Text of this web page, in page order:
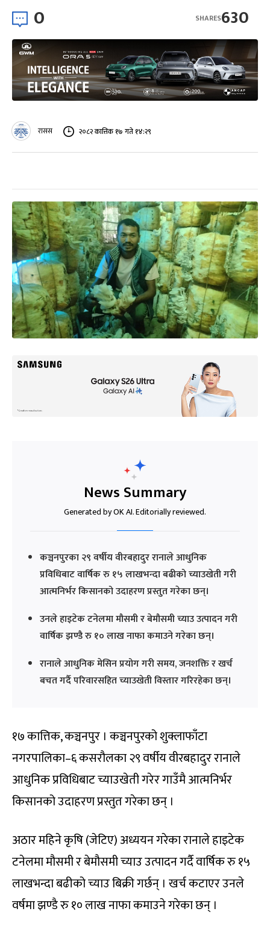
0 630
SHARES
रासस २०८२ कात्तिक १७ गते १४:२९
News Summary
Generated by OK AI. Editorially reviewed.
कञ्चनपुरका २९ वर्षीय वीरबहादुर रानाले आधुनिक
प्रविधिबाट वार्षिक रु १५ लाखभन्दा बढीको च्याउखेती गरी
आत्मनिर्भर किसानको उदाहरण प्रस्तुत गरेका छन्।
उनले हाइटेक टनेलमा मौसमी र बेमौसमी च्याउ उत्पादन गरी
वार्षिक झण्डै रु १० लाख नाफा कमाउने गरेका छन्।
रानाले आधुनिक मेसिन प्रयोग गरी समय, जनशक्ति र खर्च
बचत गर्दै परिवारसहित च्याउखेती विस्तार गरिरहेका छन्।
१७ कात्तिक, कञ्चनपुर । कञ्चनपुरको शुक्लाफाँटा
नगरपालिका–६ कसरौलका २९ वर्षीय वीरबहादुर रानाले
आधुनिक प्रविधिबाट च्याउखेती गरेर गाउँमै आत्मनिर्भर
किसानको उदाहरण प्रस्तुत गरेका छन् ।
अठार महिने कृषि (जेटिए) अध्ययन गरेका रानाले हाइटेक
टनेलमा मौसमी र बेमौसमी च्याउ उत्पादन गर्दै वार्षिक रु १५
लाखभन्दा बढीको च्याउ बिक्री गर्छन् । खर्च कटाएर उनले
वर्षमा झण्डै रु १० लाख नाफा कमाउने गरेका छन् ।